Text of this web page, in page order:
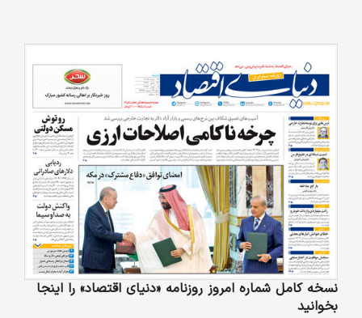
نسخه کامل شماره امروز روزنامه «دنیای‌ اقتصاد» را اینجا
بخوانید